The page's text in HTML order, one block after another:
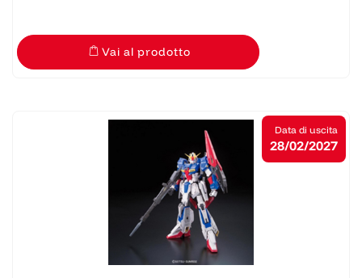
Vai al prodotto
Data di uscita
28/02/2027